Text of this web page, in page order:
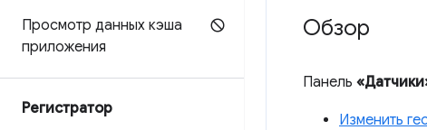
Просмотр данных кэша
приложения
Регистратор
Обзор
Панель
Изменить